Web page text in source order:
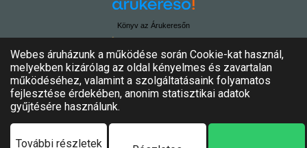
Könyv az Árukeresőn